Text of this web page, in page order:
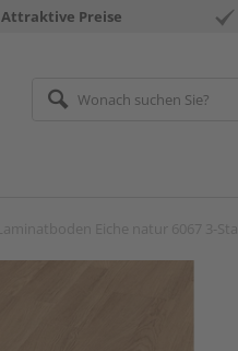
Attraktive Preise